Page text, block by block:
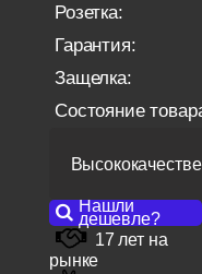
Розетка:
Гарантия:
Защелка:
Состояние
Нашли
дешевле?
17 лет на
рынке